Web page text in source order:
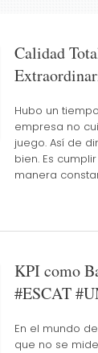
Calidad
Hubo un
empresa no
juego. Así de
bien. Es
manera
KPI como
#ESCAT
En el mundo
que no se